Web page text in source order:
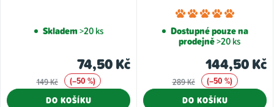
Skladem>20 ks
74,50 Kč
149 Kč
(–50 %)
DO KOŠÍKU
je
5,0
z
Dostupné pouze na
prodejně>20 ks
144,50 Kč
289 Kč
(–50 %)
DO KOŠÍKU